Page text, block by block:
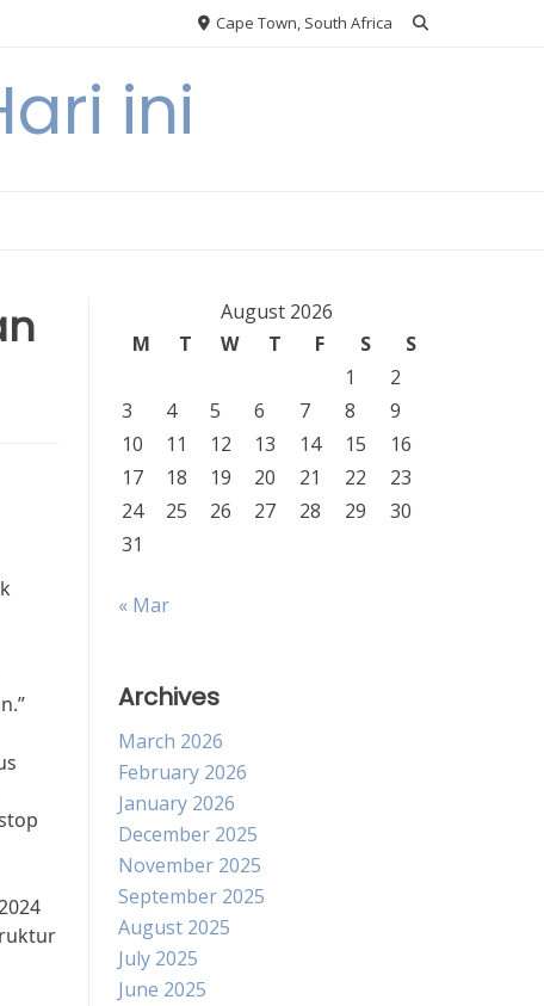
Cape Town, South Africa
ini
August 2026
M
T W T F S
S
1
2
3
4 5 6 7 8
9
10
11 12 13 14 15
16
17
18 19 20 21 22
23
24
25 26 27 28 29
30
31
« Mar
Archives
March 2026
February 2026
January 2026
December 2025
November 2025
September 2025
August 2025
July 2025
June 2025